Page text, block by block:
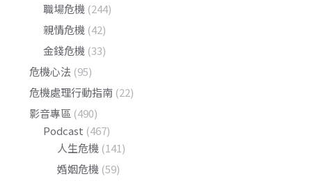
職場危機 (244)
親情危機 (42)
金錢危機 (33)
危機心法 (95)
危機處理行動指南 (22)
影音專區 (490)
Podcast (467)
人生危機 (141)
婚姻危機 (59)